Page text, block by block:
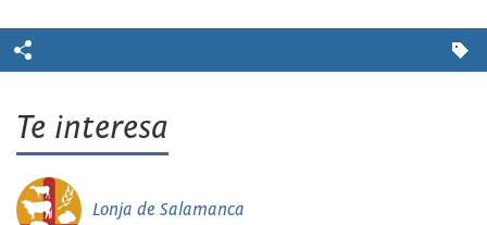
Te interesa
Lonja de Salamanca